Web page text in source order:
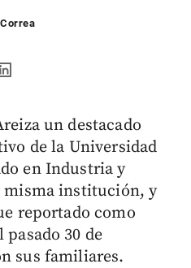
un destacado
de la Universidad
en Industria y
misma institución, y
reportado como
pasado 30 de
sus familiares.